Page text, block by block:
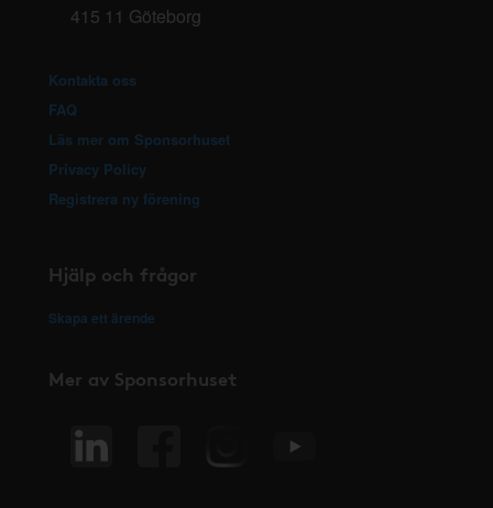
415 11 Göteborg
Kontakta oss
FAQ
Läs mer om Sponsorhuset
Privacy Policy
Registrera ny förening
Hjälp och frågor
Skapa ett ärende
Mer av Sponsorhuset